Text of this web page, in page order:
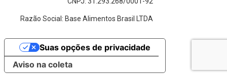
Razão Social: Base Alimentos Brasil LTDA
Aviso na coleta
Suas opções de privacidade